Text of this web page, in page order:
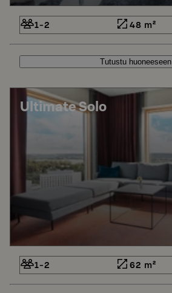
1-2 48 m²
Tutustu huoneeseen
Ultimate Solo
1-2 62 m²